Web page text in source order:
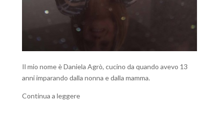
Il mio nome è Daniela Agrò, cucino da quando avevo 13
anni imparando dalla nonna e dalla mamma.
Continua a leggere